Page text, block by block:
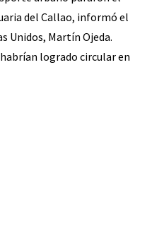
del Callao, informó el
Unidos, Martín Ojeda.
logrado circular en